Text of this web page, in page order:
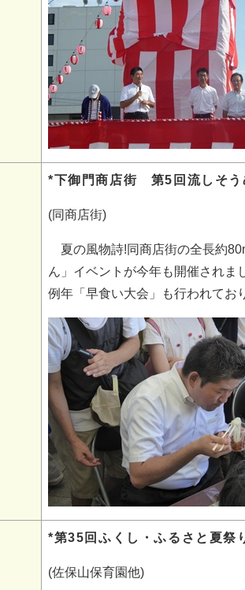
*下御門商店街 第5回流しそう
(同商店街)
夏の風物詩!同商店街の全長約
ん」イベントが今年も開催されま
例年「早食い大会」も行われてお
*第35回ふくし・ふるさと夏祭
(佐保山保育園他)